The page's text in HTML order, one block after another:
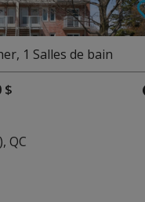
, 1 Salles de bain
$
QC